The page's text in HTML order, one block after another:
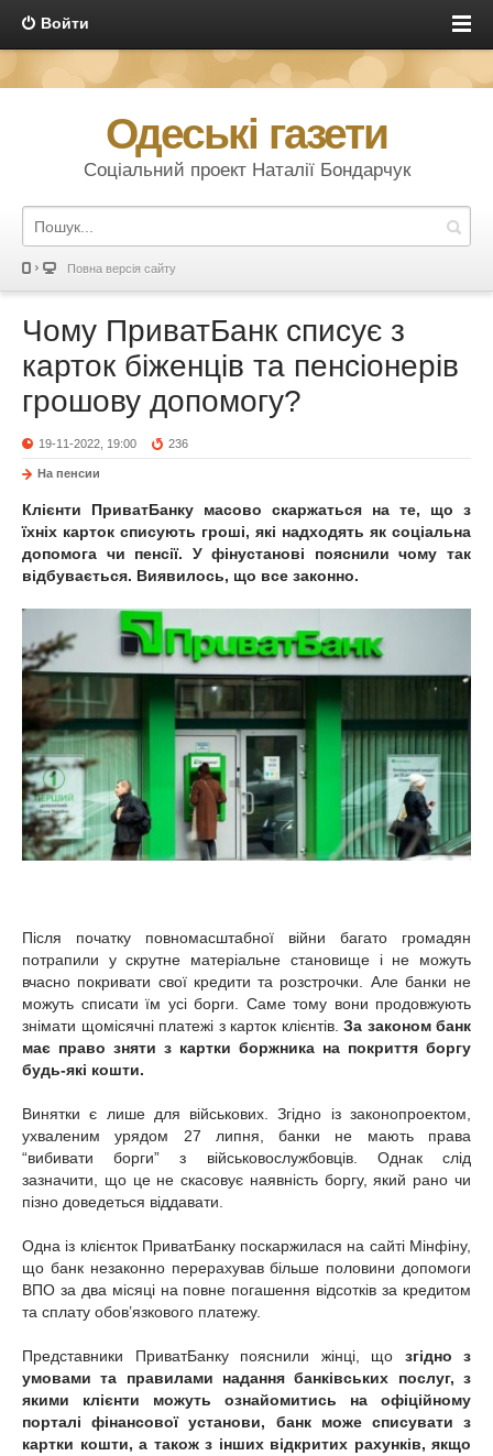
Войти
Одеські газети
Соціальний проект Наталії Бондарчук
Повна версія сайту
Чому ПриватБанк списує з
карток біженців та пенсіонерів
грошову допомогу?
19-11-2022, 19:00 236
На пенсии
Клієнти ПриватБанку масово скаржаться на те, що з
їхніх карток списують гроші, які надходять як соціальна
допомога чи пенсії. У фінустанові пояснили чому так
відбувається. Виявилось, що все законно.
Після початку повномасштабної війни багато громадян
потрапили у скрутне матеріальне становище і не можуть
вчасно покривати свої кредити та розстрочки. Але банки не
можуть списати їм усі борги. Саме тому вони продовжують
знімати щомісячні платежі з карток клієнтів. За законом банк
має право зняти з картки боржника на покриття боргу
будь-які кошти.
Винятки є лише для військових. Згідно із законопроектом,
ухваленим урядом 27 липня, банки не мають права
“вибивати борги” з військовослужбовців. Однак слід
зазначити, що це не скасовує наявність боргу, який рано чи
пізно доведеться віддавати.
Одна із клієнток ПриватБанку поскаржилася на сайті Мінфіну,
що банк незаконно перерахував більше половини допомоги
ВПО за два місяці на повне погашення відсотків за кредитом
та сплату обов’язкового платежу.
Представники ПриватБанку пояснили жінці, що згідно з
умовами та правилами надання банківських послуг, з
якими клієнти можуть ознайомитись на офіційному
порталі фінансової установи, банк може списувати з
картки кошти, а також з інших відкритих рахунків, якщо